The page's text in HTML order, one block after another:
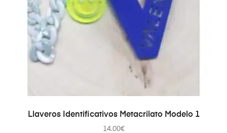
AÑADIR AL CARRITO
Llaveros Identificativos Metacrilato Modelo 1
14.00€